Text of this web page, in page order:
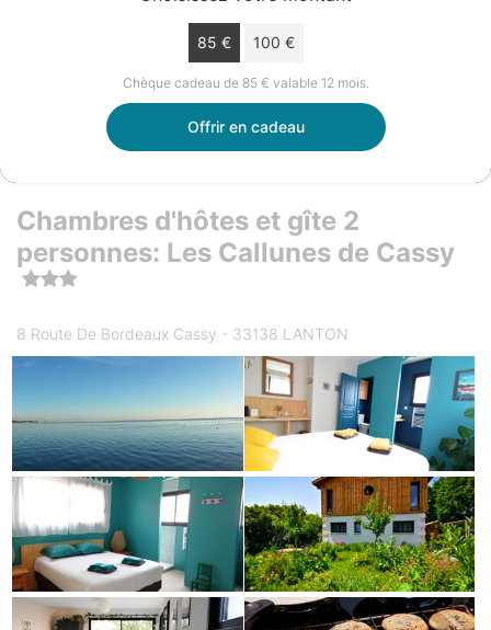
85 € 100 €
Chèque cadeau de 85 € valable 12 mois.
Offrir en cadeau
Chambres d'hôtes et gîte 2
personnes: Les Callunes de Cassy
8 Route De Bordeaux Cassy - 33138 LANTON